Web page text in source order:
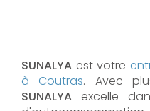
SUNALYA est votre
à Coutras. Avec
SUNALYA excelle